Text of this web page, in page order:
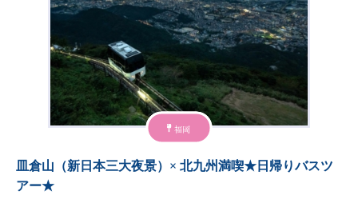
福岡
皿倉山（新日本三大夜景）× 北九州満喫★日帰りバスツ
アー★